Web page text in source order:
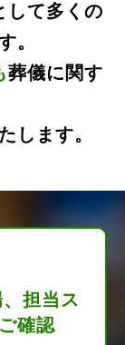
して多くの
。
葬儀に関す
します。
担当ス
確認